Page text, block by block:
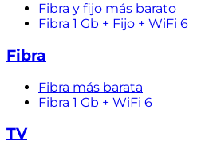
Fibra y fijo más barato
Fibra 1 Gb + Fijo + WiFi 6
Fibra
Fibra más barata
Fibra 1 Gb + WiFi 6
TV